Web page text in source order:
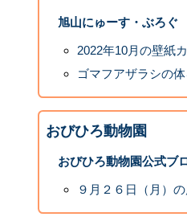
旭山にゅーす・ぶろぐ
2022年10月の壁紙
ゴマフアザラシの体
おびひろ動物園
おびひろ動物園公式ブ
９月２６日（月）